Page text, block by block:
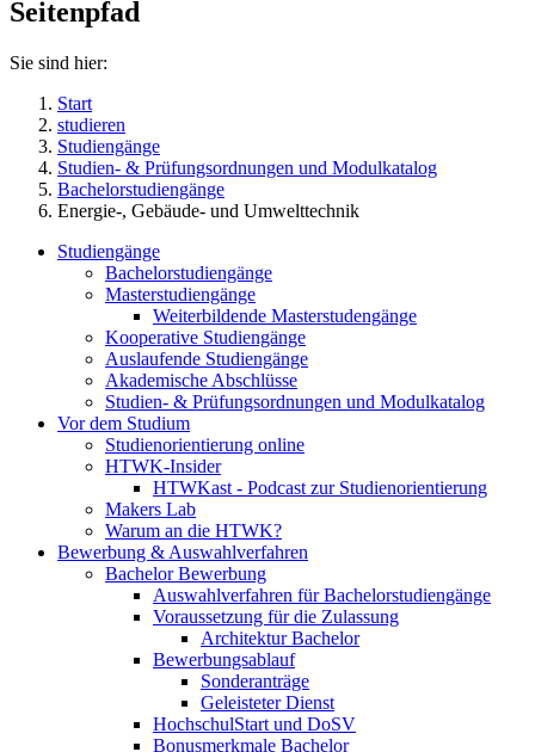
Seitenpfad
Sie sind hier:
Start
studieren
Studiengänge
Studien- & Prüfungsordnungen und Modulkatalog
Bachelorstudiengänge
Energie-, Gebäude- und Umwelttechnik
Studiengänge
Bachelorstudiengänge
Masterstudiengänge
Weiterbildende Masterstudengänge
Kooperative Studiengänge
Auslaufende Studiengänge
Akademische Abschlüsse
Studien- & Prüfungsordnungen und Modulkatalog
Vor dem Studium
Studienorientierung online
HTWK-Insider
HTWKast - Podcast zur Studienorientierung
Makers Lab
Warum an die HTWK?
Bewerbung & Auswahlverfahren
Bachelor Bewerbung
Auswahlverfahren für Bachelorstudiengänge
Voraussetzung für die Zulassung
Architektur Bachelor
Bewerbungsablauf
Sonderanträge
Geleisteter Dienst
HochschulStart und DoSV
Bonusmerkmale Bachelor